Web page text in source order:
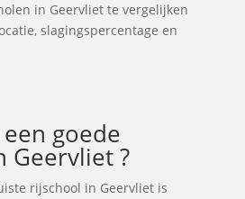
in Geervliet te vergelijken
slagingspercentage en
goede
Geervliet ?
rijschool in Geervliet is